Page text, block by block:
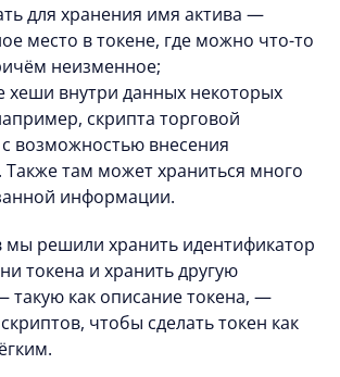
для хранения имя актива —
место в токене, где можно что-то
неизменное;
хеши внутри данных некоторых
скрипта торговой
возможностью внесения
там может храниться много
информации.
мы решили хранить идентификатор
токена и хранить другую
​​как описание токена, —
чтобы сделать токен как